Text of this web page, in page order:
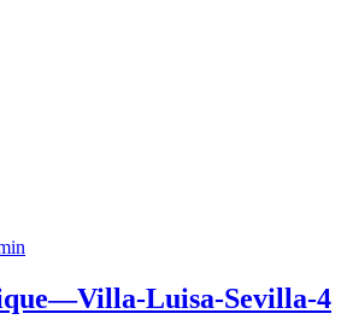
Luisa-Sevilla-4